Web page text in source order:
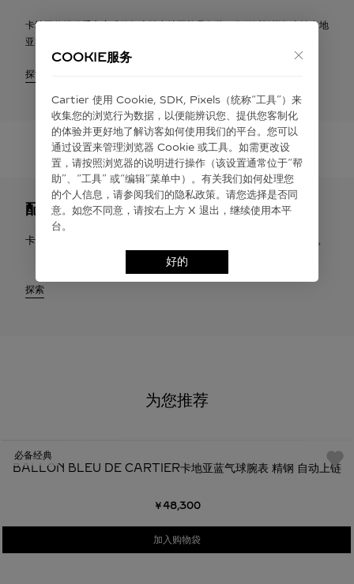
卡地亚将提供悉心完成的标志性卡地亚礼品包装，您可以随附标志性卡地
亚礼品卡，送上个性化祝福寄语。
探索
配送与退货
卡地亚提供免费配送服务。您有权在签收之日起30天内申请退货。
探索
为您推荐
BALLON BLEU DE CARTIER卡地亚蓝气球腕表 精钢 自动上链
￥48,300
加入购物袋
必备经典
COOKIE服务
Cartier 使⽤ Cookie, SDK, Pixels（统称“⼯具”）来
收集您的浏览⾏为数据，以便能辨识您、提供您客制化
的体验并更好地了解访客如何使⽤我们的平台。您可以
通过设置来管理浏览器 Cookie 或⼯具。如需更改设
置，请按照浏览器的说明进⾏操作（该设置通常位于“帮
助”、“⼯具” 或“编辑”菜单中）。有关我们如何处理您
的个⼈信息，请参阅我们的隐私政策。请您选择是否同
意。如您不同意，请按右上⽅ X 退出，继续使⽤本平
台。
好的